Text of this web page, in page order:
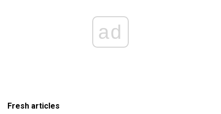
ad
Fresh articles